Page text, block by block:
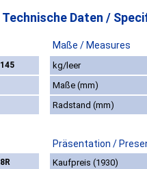
Technische Daten /
Maße / Measures
145
kg/leer
Maße (mm)
Radstand (mm)
Präsentation /
8R
Kaufpreis (1930)